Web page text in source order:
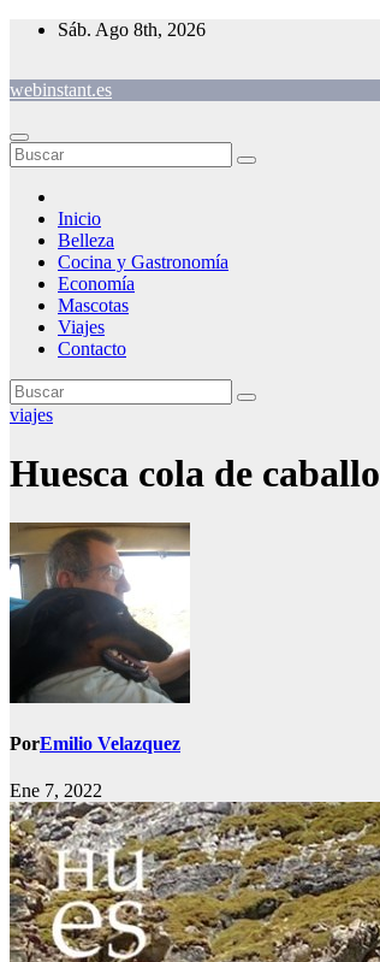
Saltar
Sáb. Ago 8th, 2026
webinstant.es
Inicio
Belleza
Cocina y Gastronomía
Economía
Mascotas
Viajes
Contacto
viajes
Huesca cola de caballo
PorEmilio Velazquez
Ene 7, 2022